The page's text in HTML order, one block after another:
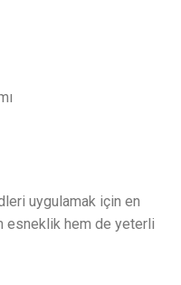
uygulamak için en
esneklik hem de yeterli